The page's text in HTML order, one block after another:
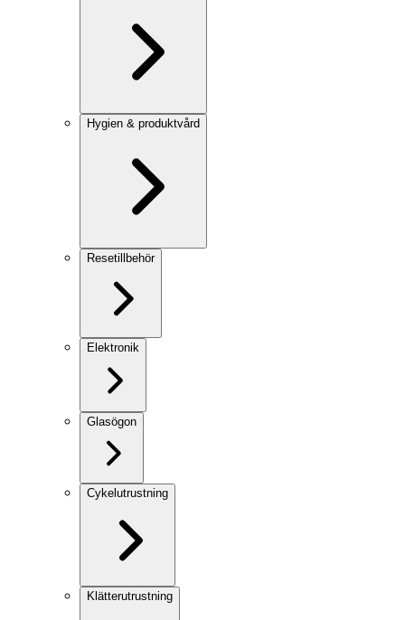
Hygien & produktvård
Resetillbehör
Elektronik
Glasögon
Cykelutrustning
Klätterutrustning